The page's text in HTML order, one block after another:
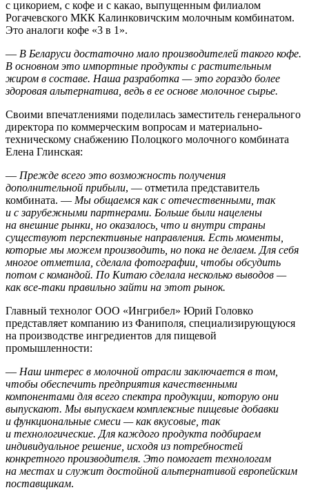
с цикорием, с кофе и с какао, выпущенным филиалом
Рогачевского МКК Калинковичским молочным комбинатом.
Это аналоги кофе «3 в 1».
— В Беларуси достаточно мало производителей такого кофе.
В основном это импортные продукты с растительным
жиром в составе. Наша разработка — это гораздо более
здоровая альтернатива, ведь в ее основе молочное сырье.
Своими впечатлениями поделилась заместитель генерального
директора по коммерческим вопросам и материально-
техническому снабжению Полоцкого молочного комбината
Елена Глинская:
— Прежде всего это возможность получения
дополнительной прибыли, — отметила представитель
комбината. — Мы общаемся как с отечественными, так
и с зарубежными партнерами. Больше были нацелены
на внешние рынки, но оказалось, что и внутри страны
существуют перспективные направления. Есть моменты,
которые мы можем производить, но пока не делаем. Для себя
многое отметила, сделала фотографии, чтобы обсудить
потом с командой. По Китаю сделала несколько выводов —
как все-таки правильно зайти на этот рынок.
Главный технолог ООО «Ингрибел» Юрий Головко
представляет компанию из Фаниполя, специализирующуюся
на производстве ингредиентов для пищевой
промышленности:
— Наш интерес в молочной отрасли заключается в том,
чтобы обеспечить предприятия качественными
компонентами для всего спектра продукции, которую они
выпускают. Мы выпускаем комплексные пищевые добавки
и функциональные смеси — как вкусовые, так
и технологические. Для каждого продукта подбираем
индивидуальное решение, исходя из потребностей
конкретного производителя. Это помогает технологам
на местах и служит достойной альтернативой европейским
поставщикам.